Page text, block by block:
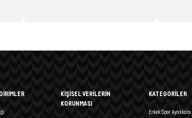
KİŞİSEL VERİLERİN
KORUNMASI
KATEGORİLER
Erkek Spor Ayakkabı